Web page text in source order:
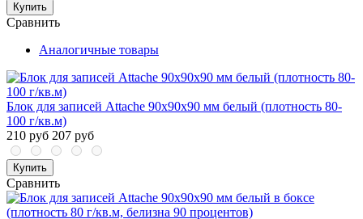
Купить
Сравнить
Аналогичные товары
Блок для записей Attache 90x90x90 мм белый (плотность 80-
100 г/кв.м)
210 руб 207 руб
Купить
Сравнить